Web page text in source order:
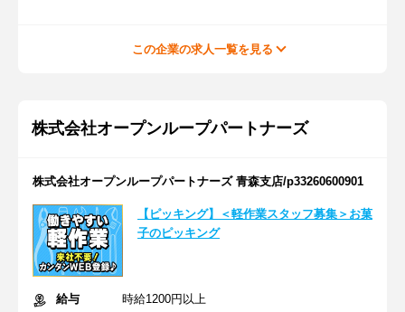
この企業の求人一覧を見る
株式会社オープンループパートナーズ
株式会社オープンループパートナーズ 青森支店/p33260600901
【ピッキング】＜軽作業スタッフ募集＞お菓
子のピッキング
給与 時給1200円以上